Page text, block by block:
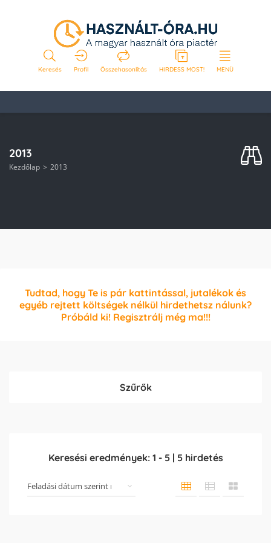
Keresés Profil Összehasonlítás HIRDESS MOST! MENÜ
2013
Kezdőlap 2013
Tudtad, hogy Te is pár kattintással, jutalékok és
egyéb rejtett költségek nélkül hirdethetsz nálunk?
Próbáld ki! Regisztrálj még ma!!!
Szűrők
Keresési eredmények: 1 - 5| 5hirdetés